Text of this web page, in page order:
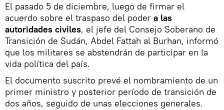
El pasado 5 de diciembre, luego de firmar el
acuerdo sobre el traspaso del poder a las
autoridades civiles, el jefe del Consejo Soberano de
Transición de Sudán, Abdel Fattah al Burhan, informó
que los militares se abstendrán de participar en la
vida política del país.
El documento suscrito prevé el nombramiento de un
primer ministro y posterior período de transición de
dos años, seguido de unas elecciones generales.